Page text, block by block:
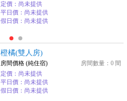
定價：尚未提供
平日價：尚未提供
假日價：尚未提供
橙橘(雙人房)
房間數量：0 間
房間價格 (純住宿)
定價：尚未提供
平日價：尚未提供
假日價：尚未提供